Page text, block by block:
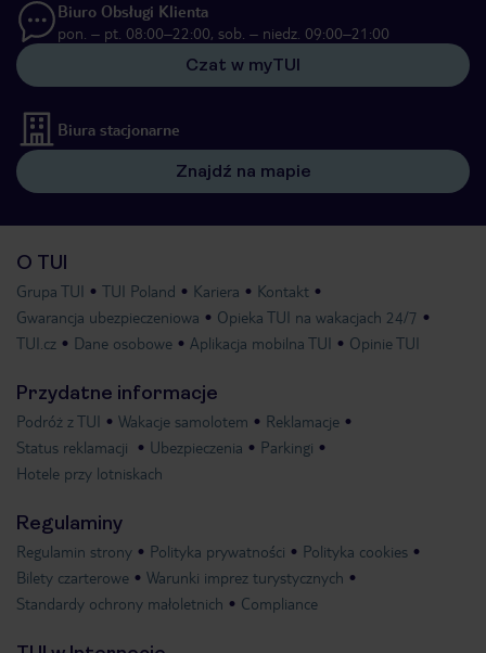
Biuro Obsługi Klienta
pon. – pt. 08:00–22:00, sob. – niedz. 09:00–21:00
Czat w myTUI
Biura stacjonarne
Znajdź na mapie
O TUI
Grupa TUI TUI Poland Kariera
Kontakt
Gwarancja ubezpieczeniowa
Opieka TUI na wakacjach 24/7
TUI.cz
Dane osobowe Aplikacja mobilna TUI Opinie TUI
Przydatne informacje
Podróż z TUI Wakacje samolotem
Reklamacje
Status reklamacji
Ubezpieczenia
Parkingi
Hotele przy lotniskach
Regulaminy
Regulamin strony Polityka prywatności
Polityka cookies
Bilety czarterowe
Warunki imprez turystycznych
Standardy ochrony małoletnich
Compliance